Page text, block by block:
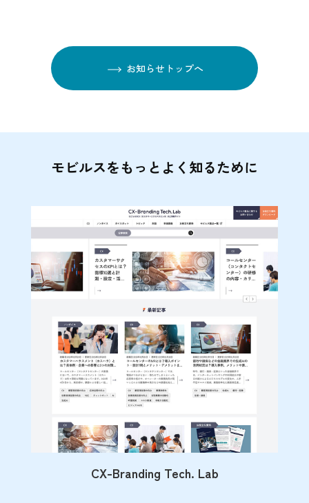
お知らせトップへ
モビルスをもっとよく知るために
CX-Branding Tech. Lab